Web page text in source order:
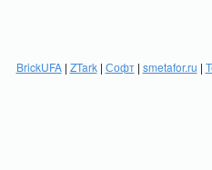
BrickUFA| ZTark| Софт| smetafor.ru |